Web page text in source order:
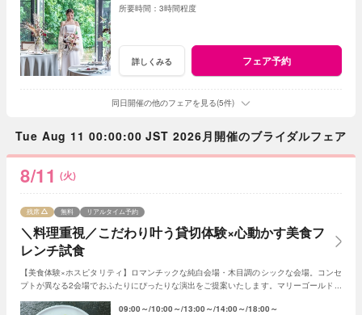
3時間程度
詳しくみる フェア予約
同日開催の他のフェアを見る(5件)
Tue Aug 11 00:00:00 JST 2026月開催のブライダルフェア
8/11 (火)
＼料理重視／こだわり叶う貸切体験×心動かす美食フ
レンチ試食
残席 無料 リアルタイム予約
【美食体験×ホスピタリティ】ロマンチックな純白会場・木目調のシックな会場。コンセ
プトが異なる2会場でおふたりにぴったりな演出をご提案いたします。マリーゴールド名
09:00～ 10:00～ 13:00～ 14:00～ 18:00～